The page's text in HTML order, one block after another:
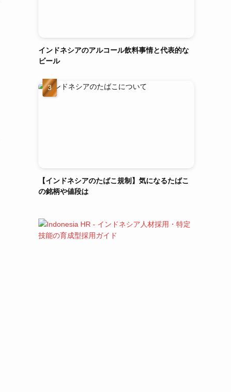
インドネシアのアルコール飲料事情と代表的な
ビール
【インドネシアのたばこ規制】気になるたばこ
の銘柄や値段は